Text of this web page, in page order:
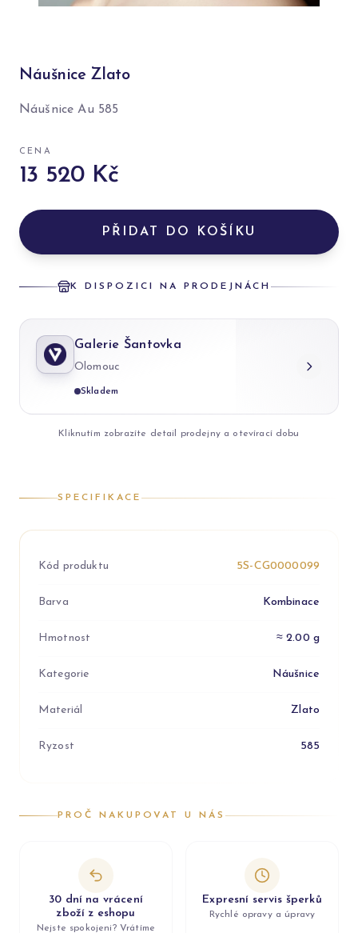
Náušnice Zlato
Náušnice Au 585
CENA
13 520 Kč
PŘIDAT DO KOŠÍKU
K DISPOZICI NA PRODEJNÁCH
Galerie Šantovka
Olomouc
Skladem
Kliknutím zobrazíte detail prodejny a otevírací dobu
SPECIFIKACE
Kód produktu 5S-CG0000099
Barva Kombinace
Hmotnost ≈ 2.00 g
Kategorie Náušnice
Materiál Zlato
Ryzost 585
PROČ NAKUPOVAT U NÁS
30 dní na vrácení
zboží z eshopu
Nejste spokojeni? Vrátíme
Expresní servis šperků
Rychlé opravy a úpravy